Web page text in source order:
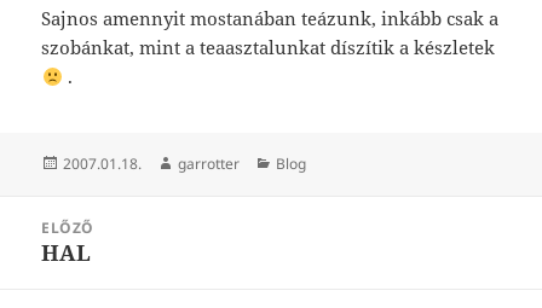
Sajnos amennyit mostanában teázunk, inkább csak a
szobánkat, mint a teaasztalunkat díszítik a készletek
.
Közzétéve
2007.01.18. Szerző
garrotter Kategória
Blog
navigáció
ELŐZŐ
Korábbi
HAL